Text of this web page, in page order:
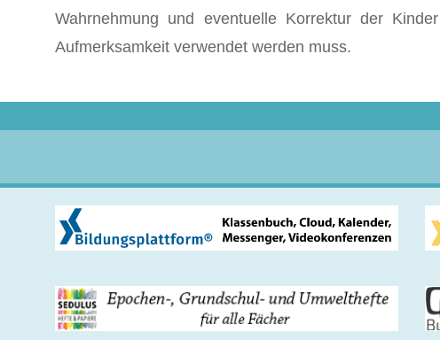
Wahrnehmung und eventuelle Korrektur der
Aufmerksamkeit verwendet werden muss.